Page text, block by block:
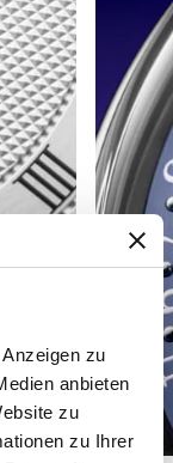
zu
anbieten
zu
zu Ihrer